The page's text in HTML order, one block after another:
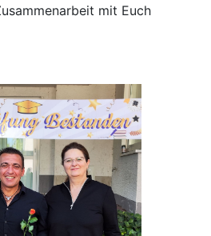
mit Euch